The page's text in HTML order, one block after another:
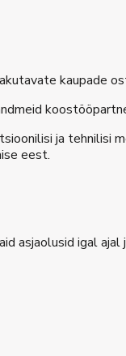
kaupade
ja tehnilisi
eest.
asjaolusid igal